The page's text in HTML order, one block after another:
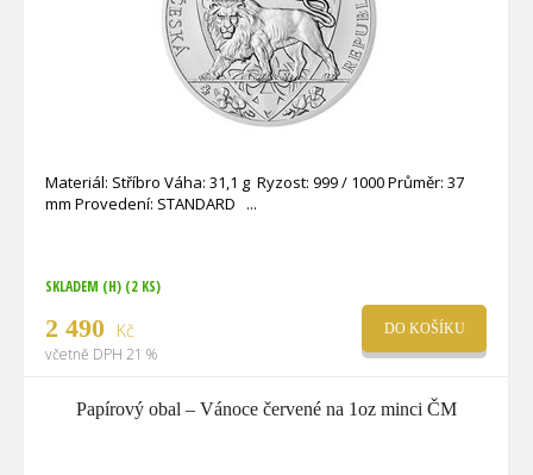
Materiál: Stříbro Váha: 31,1 g Ryzost: 999 / 1000 Průměr: 37
mm Provedení: STANDARD
SKLADEM (H) (2 KS)
2 490 Kč
včetně DPH 21 %
DO KOŠÍKU
Papírový obal – Vánoce červené na 1oz minci ČM